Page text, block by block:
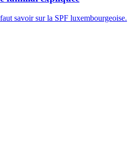
savoir sur la SPF luxembourgeoise.